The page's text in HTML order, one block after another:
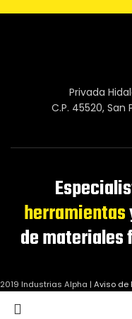
Privada
C.P. 45520,
herramientas
de materiales
2019 Industrias Alpha | Aviso de